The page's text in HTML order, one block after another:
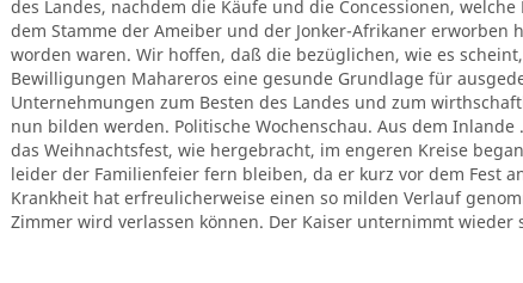
des Landes, nachdem die Käufe und die Concessionen,
dem Stamme der Ameiber und der Jonker-Afrikaner
worden waren. Wir hoffen, daß die bezüglichen, wie es
Bewilligungen Mahareros eine gesunde Grundlage für
Unternehmungen zum Besten des Landes und zum
nun bilden werden. Politische Wochenschau. Aus dem Inlande
das Weihnachtsfest, wie hergebracht, im engeren Kreise
leider der Familienfeier fern bleiben, da er kurz vor dem Fest
Krankheit hat erfreulicherweise einen so milden Verlauf
Zimmer wird verlassen können. Der Kaiser unternimmt wieder